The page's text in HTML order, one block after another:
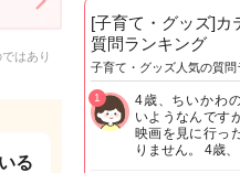
はあり
る
[子育て・グッズ]カ
質問ランキング
子育て・グッズ人気の質問
4歳、ちいかわ
いようなんです
映画を見に行っ
りません。 4歳
1